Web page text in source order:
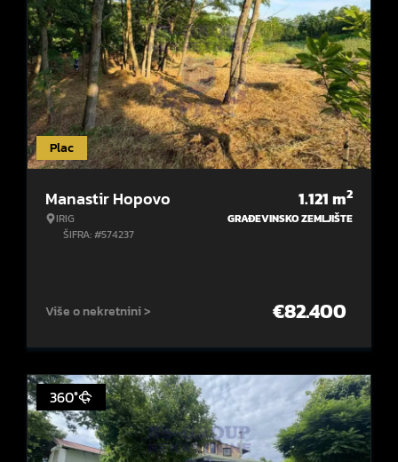
Plac
Manastir Hopovo
IRIG
ŠIFRA: #574237
1.121m2
GRAĐEVINSKO ZEMLJIŠTE
Više o nekretnini > €82.400
360°